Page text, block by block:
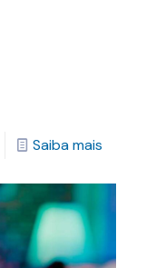
Saiba mais